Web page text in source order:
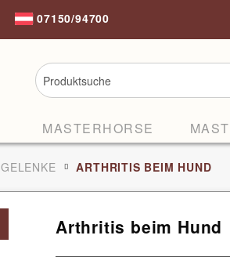
07150/94700
MASTERHORSE
GELENKE ARTHRITIS BEIM HUND
Arthritis beim Hund